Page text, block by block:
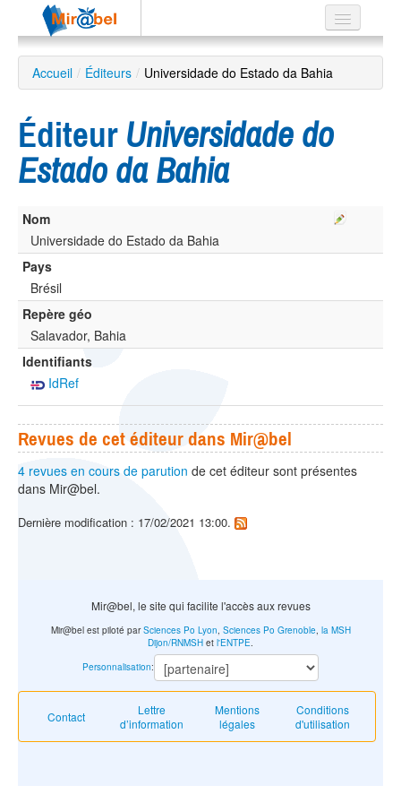
Le réseau
Soutien
Listes
Recherche
avancée
EN
ES
?
Accueil / Éditeurs / Universidade do Estado da Bahia
Éditeur Universidade do
Estado da Bahia
Nom
Universidade do Estado da Bahia
Pays
Brésil
Repère géo
Salavador, Bahia
Identifiants
IdRef
Revues de cet éditeur dans Mir@bel
4 revues en cours de parution de cet éditeur sont présentes
dans Mir@bel.
Dernière modification : 17/02/2021 13:00.
Mir@bel, le site qui facilite l'accès aux revues
Contact
Lettre
d’information
Mentions
légales
Conditions
d'utilisation
Mir@bel est piloté parSciences Po Lyon, Sciences Po Grenoble, la MSH
Dijon/RNMSH et l'ENTPE.
Personnalisation: